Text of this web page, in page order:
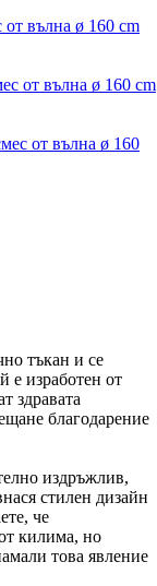
вълна ø 160 cm
от вълна ø 160 cm
от вълна ø 160
тъкан и се
е изработен от
здравата
благодарение
издръжлив,
стилен дизайн
че
килима, но
това явление